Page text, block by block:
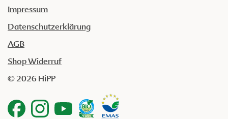
Impressum
Datenschutzerklärung
AGB
Shop Widerruf
© 2026 HiPP